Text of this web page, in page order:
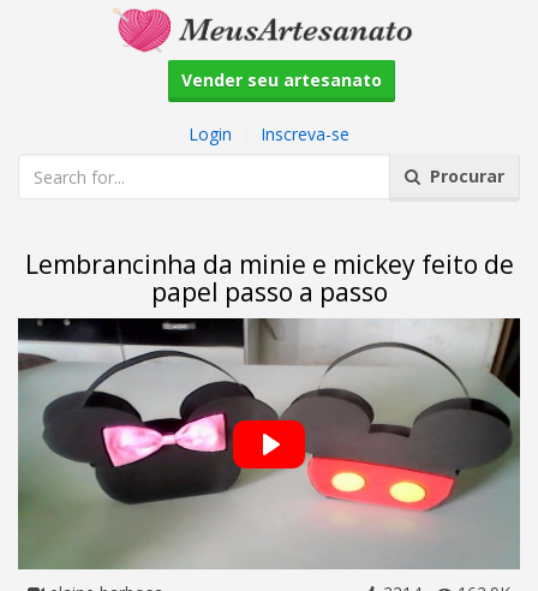
Vender seu artesanato
Login
Inscreva-se
Procurar
Lembrancinha da minie e mickey feito de
papel passo a passo